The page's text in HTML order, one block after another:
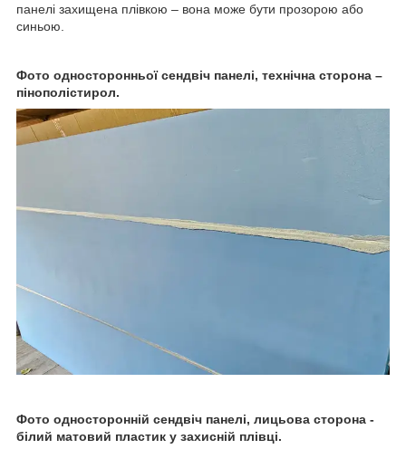
панелі захищена плівкою – вона може бути прозорою або
синьою.
Фото односторонньої сендвіч панелі, технічна сторона –
пінополістирол.
Фото односторонній сендвіч панелі, лицьова сторона -
білий матовий пластик у захисній плівці.